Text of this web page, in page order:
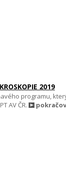
2019
programu,
AV ČR.